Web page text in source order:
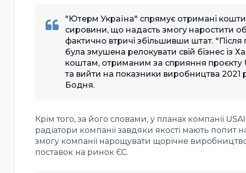
"Ютерм Україна" спрямує отримані кошти
сировини, що надасть змогу наростити
фактично втричі збільшивши штат.
була змушена релокувати свій бізнес із
коштам, отриманим за сприяння проєкту
та вийти на показники виробництва
Бодня.
Крім того, за його словами, у планах компанії
радіатори компанії завдяки якості мають попит
змогу компанії нарощувати щорічне
поставок на ринок ЄС.